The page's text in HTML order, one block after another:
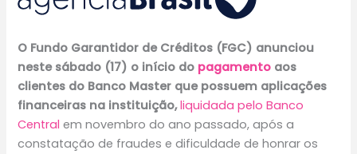
O Fundo Garantidor de Créditos (FGC) anunciou
neste sábado (17) o início do pagamento aos
clientes do Banco Master que possuem aplicações
financeiras na instituição, liquidada pelo Banco
Central em novembro do ano passado, após a
constatação de fraudes e dificuldade de honrar os